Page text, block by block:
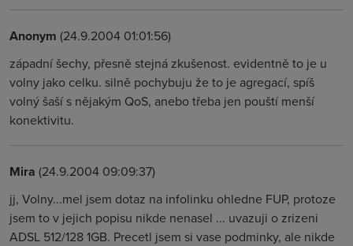
Anonym (24.9.2004 01:01:56)
západní šechy, přesně stejná zkušenost. evidentně to je u
volny jako celku. silně pochybuju že to je agregací, spíš
volný šaší s nějakým QoS, anebo třeba jen pouští menší
konektivitu.
Mira (24.9.2004 09:09:37)
jj, Volny...mel jsem dotaz na infolinku ohledne FUP, protoze
jsem to v jejich popisu nikde nenasel ... uvazuji o zrizeni
ADSL 512/128 1GB. Precetl jsem si vase podminky, ale nikde